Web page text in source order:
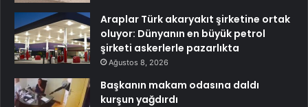
Araplar Türk akaryakıt şirketine ortak
oluyor: Dünyanın en büyük petrol
şirketi askerlerle pazarlıkta
Ağustos 8, 2026
Başkanın makam odasına daldı
kurşun yağdırdı